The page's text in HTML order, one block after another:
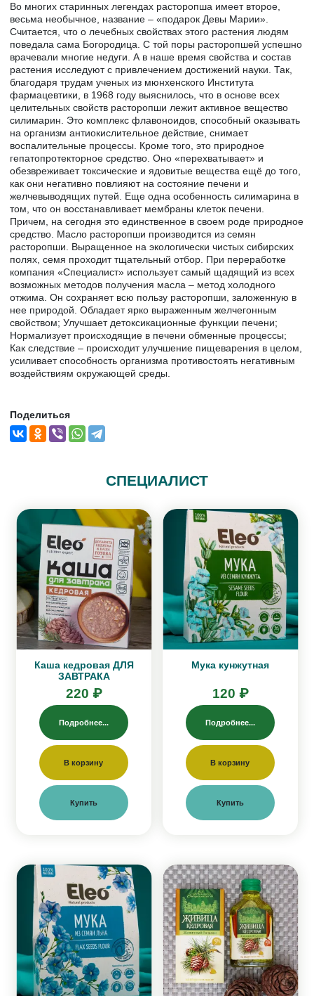
Во многих старинных легендах расторопша имеет второе,
весьма необычное, название – «подарок Девы Марии».
Считается, что о лечебных свойствах этого растения людям
поведала сама Богородица. С той поры расторопшей успешно
врачевали многие недуги. А в наше время свойства и состав
растения исследуют с привлечением достижений науки. Так,
благодаря трудам ученых из мюнхенского Института
фармацевтики, в 1968 году выяснилось, что в основе всех
целительных свойств расторопши лежит активное вещество
силимарин. Это комплекс флавоноидов, способный оказывать
на организм антиокислительное действие, снимает
воспалительные процессы. Кроме того, это природное
гепатопротекторное средство. Оно «перехватывает» и
обезвреживает токсические и ядовитые вещества ещё до того,
как они негативно повлияют на состояние печени и
желчевыводящих путей. Еще одна особенность силимарина в
том, что он восстанавливает мембраны клеток печени.
Причем, на сегодня это единственное в своем роде природное
средство. Масло расторопши производится из семян
расторопши. Выращенное на экологически чистых сибирских
полях, семя проходит тщательный отбор. При переработке
компания «Специалист» использует самый щадящий из всех
возможных методов получения масла – метод холодного
отжима. Он сохраняет всю пользу расторопши, заложенную в
нее природой. Обладает ярко выраженным желчегонным
свойством; Улучшает детоксикационные функции печени;
Нормализует происходящие в печени обменные процессы;
Как следствие – происходит улучшение пищеварения в целом,
усиливает способность организма противостоять негативным
воздействиям окружающей среды.
Поделиться
СПЕЦИАЛИСТ
Каша кедровая ДЛЯ
ЗАВТРАКА
220 ₽
Подробнее...
В корзину
Купить
Мука кунжутная
120 ₽
Подробнее...
В корзину
Купить